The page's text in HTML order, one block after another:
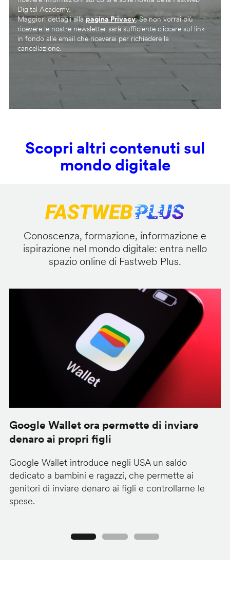
Digital Academy.
Maggiori dettagli allapagina Privacy. Se non vorrai più
ricevere le nostre newsletter sarà sufficiente cliccare sul link
in fondo alle email che riceverai per richiedere la
cancellazione.
Scopri altri contenuti sul
mondo digitale
Conoscenza, formazione, informazione e
ispirazione nel mondo digitale: entra nello
spazio online di Fastweb Plus.
Google Wallet ora permette di inviare
denaro ai propri figli
Google Wallet introduce negli USA un saldo
dedicato a bambini e ragazzi, che permette ai
genitori di inviare denaro ai figli e controllarne le
spese.